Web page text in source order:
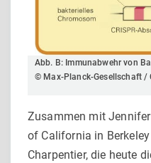
Abb. B: Immunabwehr von
© Max-Planck-Gesellschaft /
Zusammen mit
of California in
Charpentier, die heute